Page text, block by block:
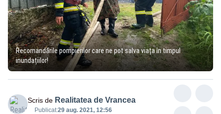
Recomandările pompierilor care ne pot salva viața în timpul
inundațiilor!
Scris de Realitatea de Vrancea
Publicat:29 aug. 2021, 12:56